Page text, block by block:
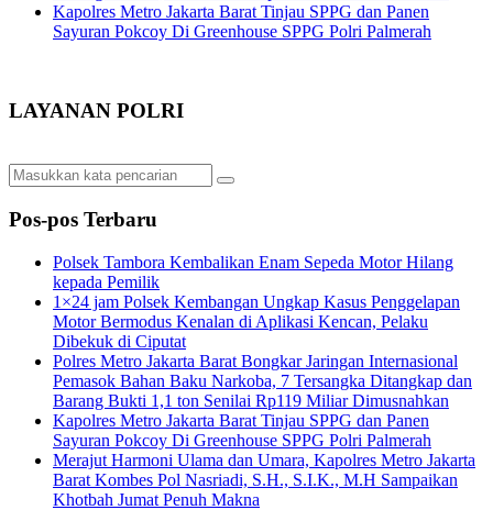
Kapolres Metro Jakarta Barat Tinjau SPPG dan Panen
Sayuran Pokcoy Di Greenhouse SPPG Polri Palmerah
LAYANAN POLRI
Pos-pos Terbaru
Polsek Tambora Kembalikan Enam Sepeda Motor Hilang
kepada Pemilik
1×24 jam Polsek Kembangan Ungkap Kasus Penggelapan
Motor Bermodus Kenalan di Aplikasi Kencan, Pelaku
Dibekuk di Ciputat
Polres Metro Jakarta Barat Bongkar Jaringan Internasional
Pemasok Bahan Baku Narkoba, 7 Tersangka Ditangkap dan
Barang Bukti 1,1 ton Senilai Rp119 Miliar Dimusnahkan
Kapolres Metro Jakarta Barat Tinjau SPPG dan Panen
Sayuran Pokcoy Di Greenhouse SPPG Polri Palmerah
Merajut Harmoni Ulama dan Umara, Kapolres Metro Jakarta
Barat Kombes Pol Nasriadi, S.H., S.I.K., M.H Sampaikan
Khotbah Jumat Penuh Makna